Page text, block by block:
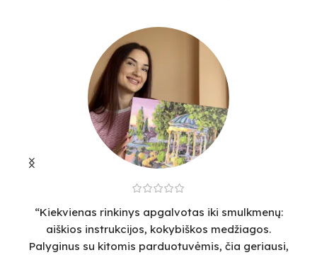
“Kiekvienas rinkinys apgalvotas iki smulkmenų:
aiškios instrukcijos, kokybiškos medžiagos.
Palyginus su kitomis parduotuvėmis, čia geriausi,